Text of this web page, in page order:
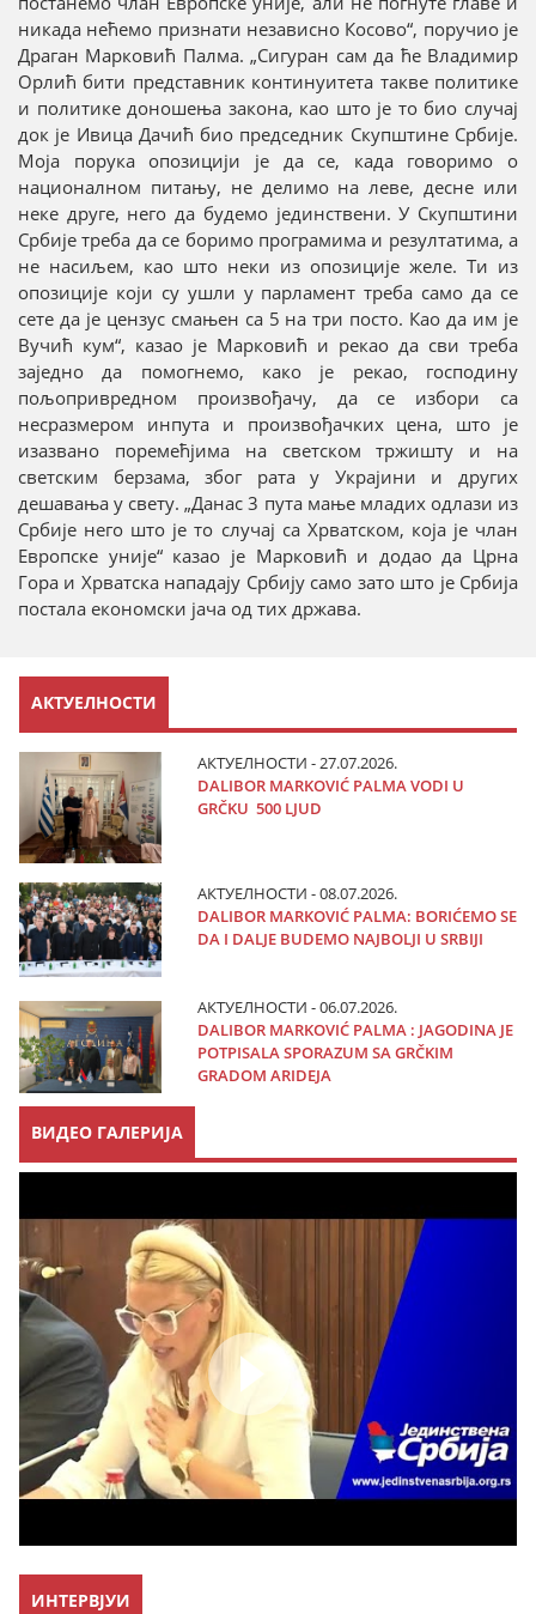
никада нећемо признати независно Косово“, поручио је
Драган Марковић Палма. „Сигуран сам да ће Владимир
Орлић бити представник континуитета такве политике
и политике доношења закона, као што је то био случај
док је Ивица Дачић био председник Скупштине Србије.
Моја порука опозицији је да се, када говоримо о
националном питању, не делимо на леве, десне или
неке друге, него да будемо јединствени. У Скупштини
Србије треба да се боримо програмима и резултатима, а
не насиљем, као што неки из опозиције желе. Ти из
опозиције који су ушли у парламент треба само да се
сете да је цензус смањен са 5 на три посто. Као да им је
Вучић кум“, казао је Марковић и рекао да сви треба
заједно да помогнемо, како је рекао, господину
пољопривредном произвођачу, да се избори са
несразмером инпута и произвођачких цена, што је
изазвано поремећјима на светском тржишту и на
светским берзама, због рата у Украјини и других
дешавања у свету. „Данас 3 пута мање младих одлази из
Србије него што је то случај са Хрватском, која је члан
Европске уније“ казао је Марковић и додао да Црна
Гора и Хрватска нападају Србију само зато што је Србија
постала економски јача од тих држава.
АКТУЕЛНОСТИ
АКТУЕЛНОСТИ - 27.07.2026.
DALIBOR MARKOVIĆ PALMA VODI U
GRČKU 500 LJUD
АКТУЕЛНОСТИ - 08.07.2026.
DALIBOR MARKOVIĆ PALMA: BORIĆEMO SE
DA I DALJE BUDEMO NAJBOLJI U SRBIJI
АКТУЕЛНОСТИ - 06.07.2026.
DALIBOR MARKOVIĆ PALMA : JAGODINA JE
POTPISALA SPORAZUM SA GRČKIM
GRADOM ARIDEJA
ВИДЕО ГАЛЕРИЈА
ИНТЕРВЈУИ